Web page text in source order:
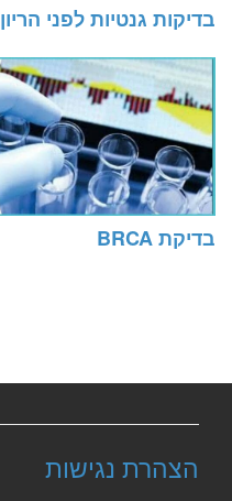
בדיקות גנטיות לפני הריון
בדיקת BRCA
הצהרת נגישות